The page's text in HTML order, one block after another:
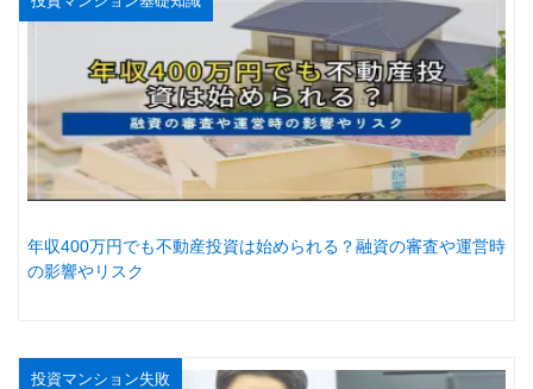
年収400万円でも不動産投資は始められる？融資の審査や運営時
の影響やリスク
投資マンション失敗